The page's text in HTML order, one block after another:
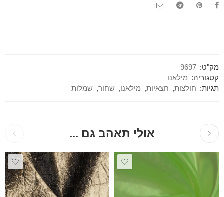
מק"ט: 9697
קטגוריה: מילאנו
תגיות: חולצות, חצאיות, מילאנו, שחור, שמלות
אולי תאהב גם ...